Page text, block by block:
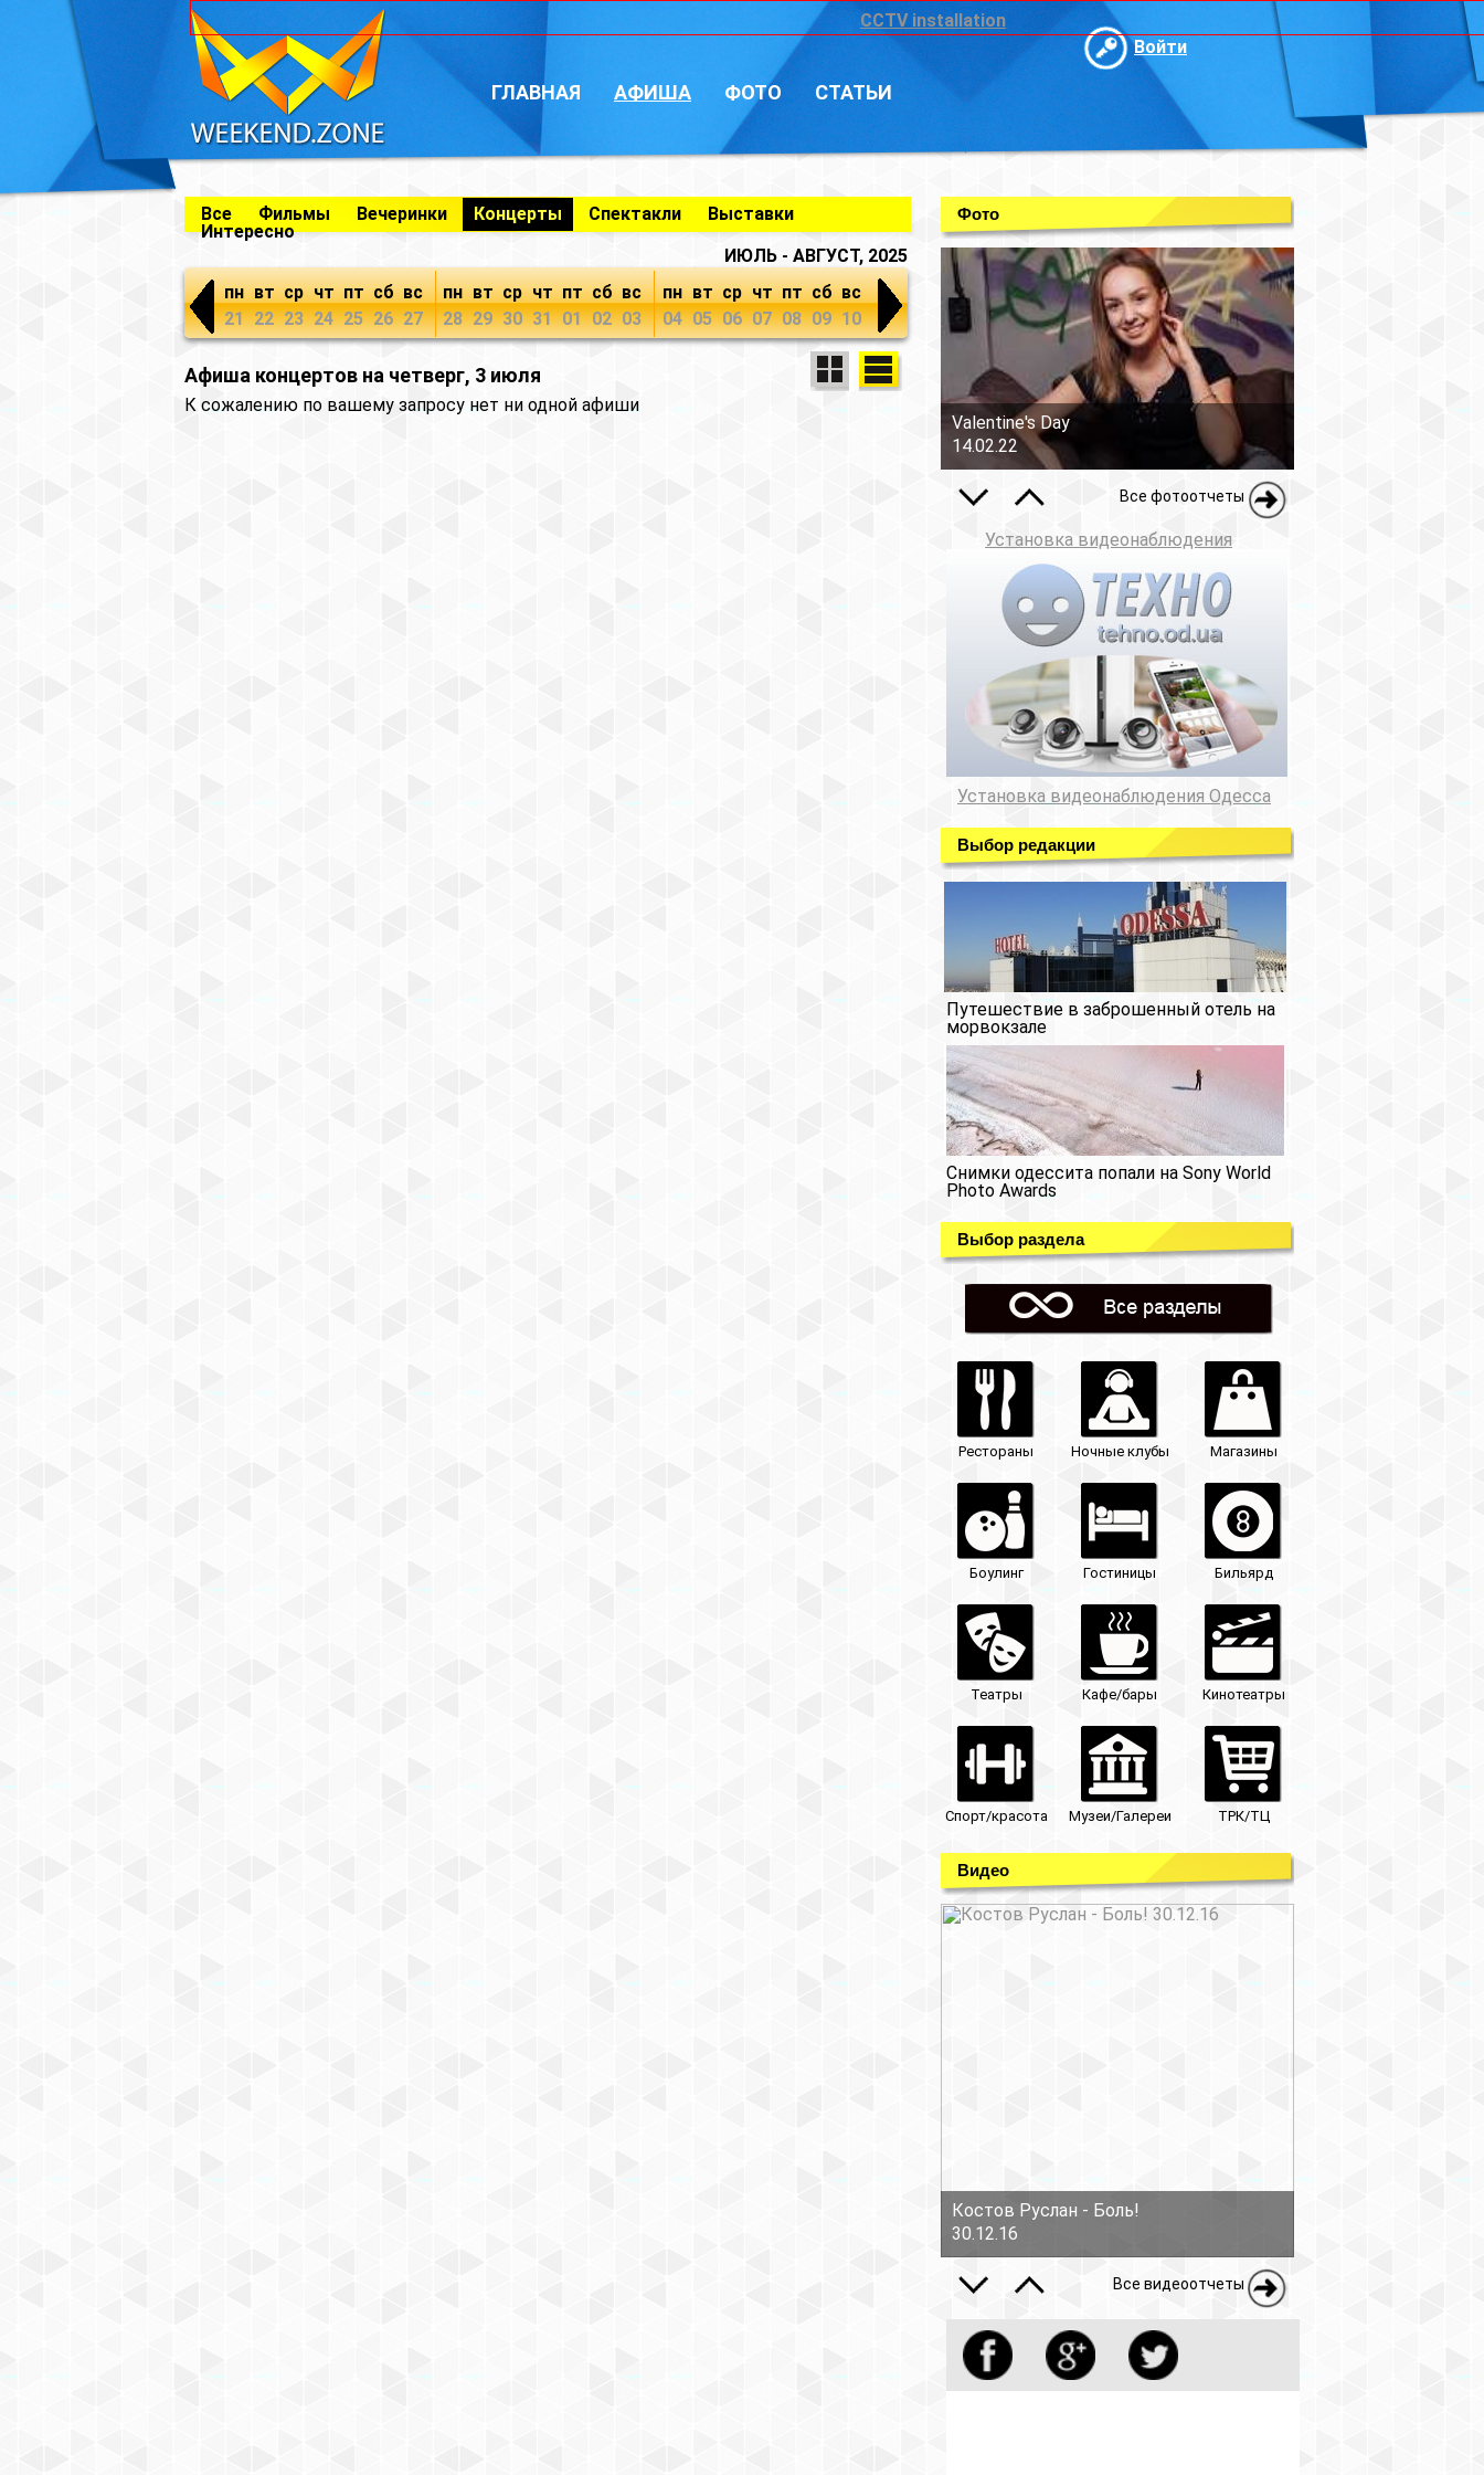
CCTV installation
Войти
ГЛАВНАЯ АФИША ФОТО СТАТЬИ
Все Фильмы Вечеринки Концерты Спектакли
Выставки
Интересно
ИЮЛЬ - АВГУСТ, 2025
пн
21
вт
22
ср
23
чт
24
пт
25
сб
26
вс
27
пн
28
вт
29
ср
30
чт
31
пт
01
сб
02
вс
03
пн
04
вт
05
ср
06
чт
07
пт
08
сб
09
вс
10
Афиша концертов на четверг, 3 июля
К сожалению по вашему запросу нет ни одной афиши
Фото
Valentine's Day
14.02.22
Все фотоотчеты
Установка видеонаблюдения
Установка видеонаблюдения Одесса
Выбор редакции
Путешествие в заброшенный отель на
морвокзале
Снимки одессита попали на Sony World
Photo Awards
Выбор раздела
Рестораны Ночные клубы Магазины
Боулинг Гостиницы Бильярд
Театры Кафе/бары Кинотеатры
Спорт/красота Музеи/Галереи ТРК/ТЦ
Видео
Костов Руслан - Боль!
30.12.16
Все видеоотчеты